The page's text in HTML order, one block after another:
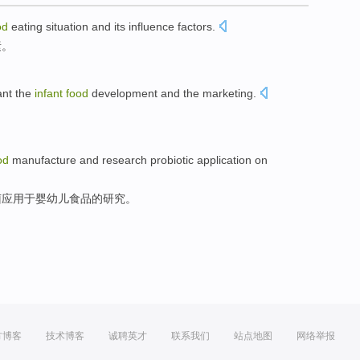
eating situation and its influence factors
。
the infant food development and the marketing
manufacture and research probiotic application on
应用于婴幼儿食品的研究。
博客 技术博客 诚聘英才 联系我们 站点地图 网络举报